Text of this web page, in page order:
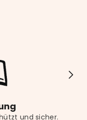
und sicher.